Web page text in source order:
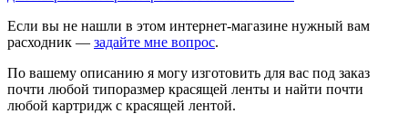
Если вы не нашли в этом интернет-магазине нужный вам
расходник — задайте мне вопрос.
По вашему описанию я могу изготовить для вас под заказ
почти любой типоразмер красящей ленты и найти почти
любой картридж с красящей лентой.